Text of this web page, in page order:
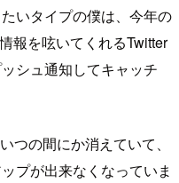
いタイプの僕は、今年の
報を呟いてくれるTwitter
シュ通知してキャッチ
つの間にか消えていて、
プが出来なくなっていま